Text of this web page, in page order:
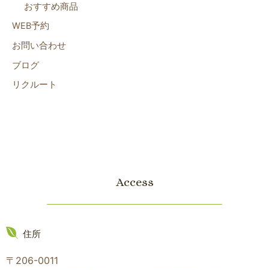
おすすめ商品
WEB予約
お問い合わせ
ブログ
リクルート
Access
住所
〒206-0011